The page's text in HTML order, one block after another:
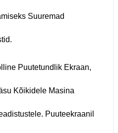
Suuremad
Puutetundlik Ekraan,
Kõikidele Masina
Puuteekraanil